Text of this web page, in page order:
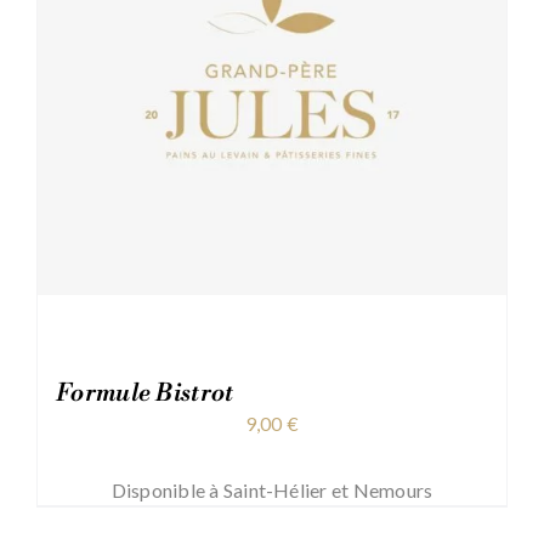
Formule Bistrot
9,00 €
Disponible à Saint-Hélier et Nemours